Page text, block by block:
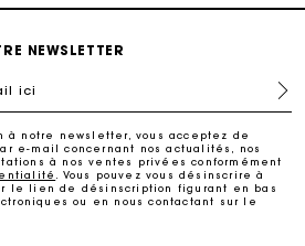
offerte sous 2 jours ouvrés
plusieurs fois sans frais
& Retours offerts
NEWSLETTER
ici
à notre newsletter, vous acceptez de
e-mail concernant nos actualités, nos
à nos ventes privées conformément
. Vous pouvez vous désinscrire à
le lien de désinscription figurant en bas
ou en nous contactant sur le